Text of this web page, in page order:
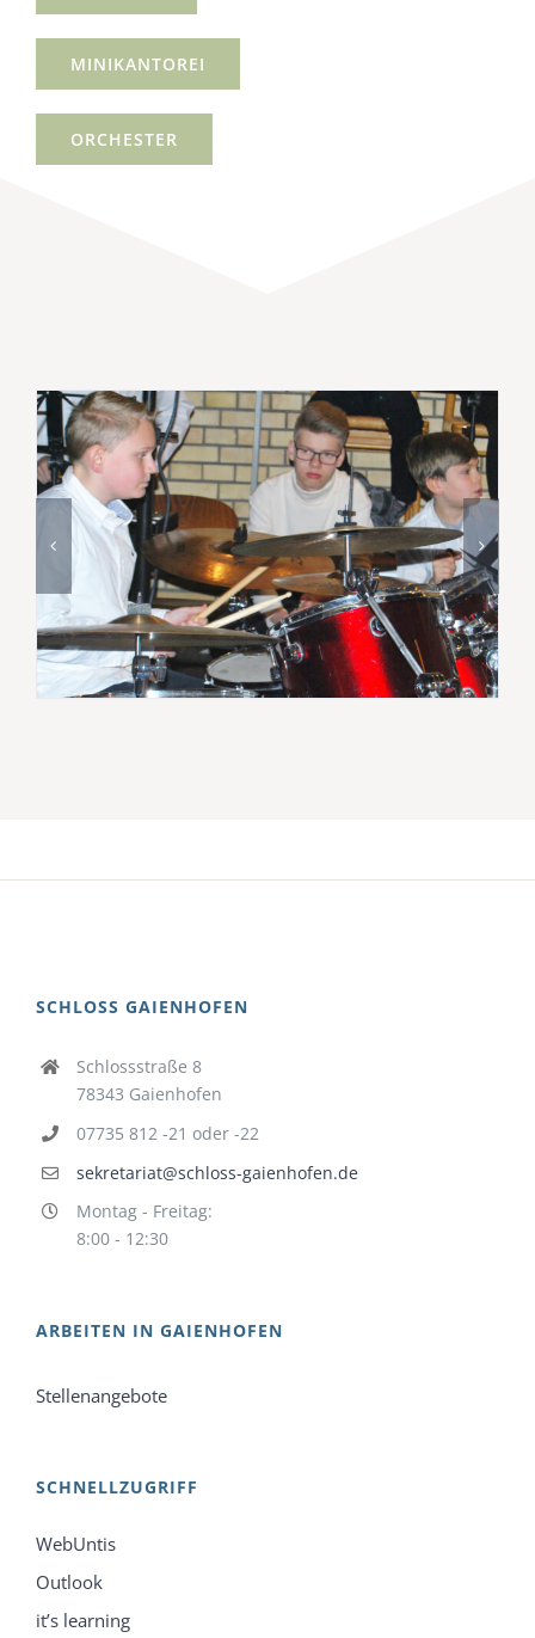
MINIKANTOREI
ORCHESTER
SCHLOSS GAIENHOFEN
Schlossstraße 8
78343 Gaienhofen
07735 812 -21 oder -22
sekretariat@schloss-gaienhofen.de
Montag - Freitag:
8:00 - 12:30
ARBEITEN IN GAIENHOFEN
Stellenangebote
SCHNELLZUGRIFF
WebUntis
Outlook
it’s learning